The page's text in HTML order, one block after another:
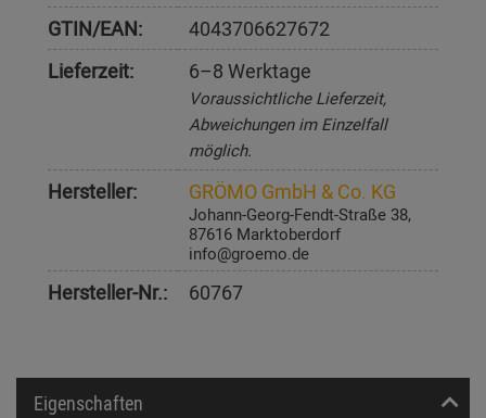
GTIN/EAN:
4043706627672
Lieferzeit:
6–8 Werktage
Voraussichtliche Lieferzeit,
Abweichungen im Einzelfall
möglich.
Hersteller: GRÖMO GmbH & Co. KG
Johann-Georg-Fendt-Straße 38,
87616 Marktoberdorf
info@groemo.de
Hersteller-Nr.: 60767
Eigenschaften